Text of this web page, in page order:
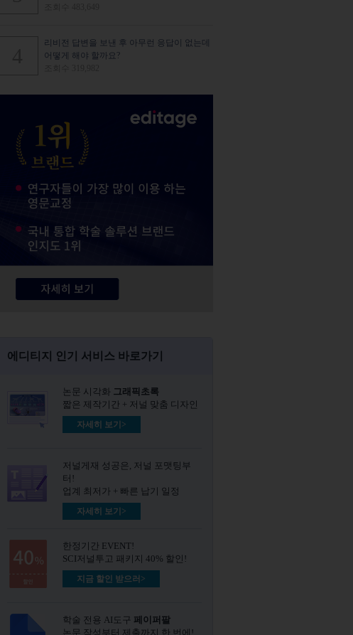
리비전 답변을 보낸 후 아무런 응답이 없는데
어떻게 해야 할까요?
에디티지 인기 서비스 바로가기
논문 시각화 그래픽초록​
짧은 제작기간 + 저널 맞춤 디자인
자세히 보기>
저널게재 성공은, 저널 포맷팅부
터!
업계 최저가 + 빠른 납기 일정
자세히 보기>
한정기간 EVENT!
SCI저널투고 패키지 40% 할인!
지금 할인 받으러>
학술 전용 AI도구 페이퍼팔
논문 작성부터 제출까지 한 번에!